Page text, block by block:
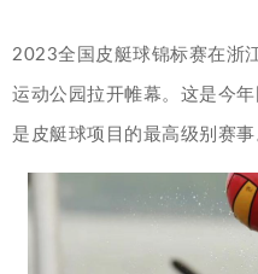
2023全国皮艇球锦标赛在浙
运动公园拉开帷幕。这是今
是皮艇球项目的最高级别赛事